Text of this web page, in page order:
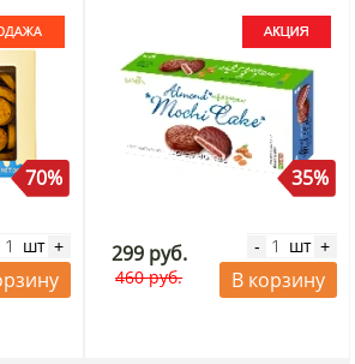
70%
шт +
35%
299 руб.
460 руб.
- шт +
В корзину